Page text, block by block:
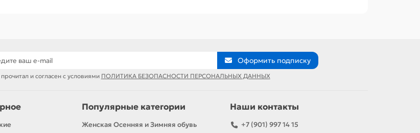
Оформить подписку
и согласен с условиями ПОЛИТИКА БЕЗОПАСНОСТИ ПЕРСОНАЛЬНЫХ ДАННЫХ
Популярные категории
Женская Осенняя и Зимняя обувь
Наши контакты
+7 (901) 997 14 15